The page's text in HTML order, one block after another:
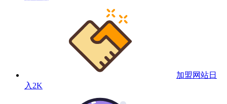
加盟网站日
入2K